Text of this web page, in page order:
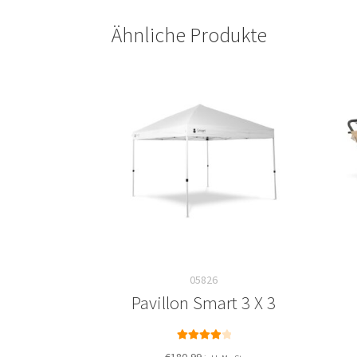
Ähnliche Produkte
05826
Pavillon Smart 3 X 3